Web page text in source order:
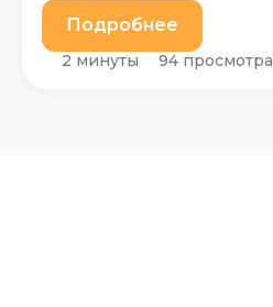
Подробнее
2 минуты 94 просмотра